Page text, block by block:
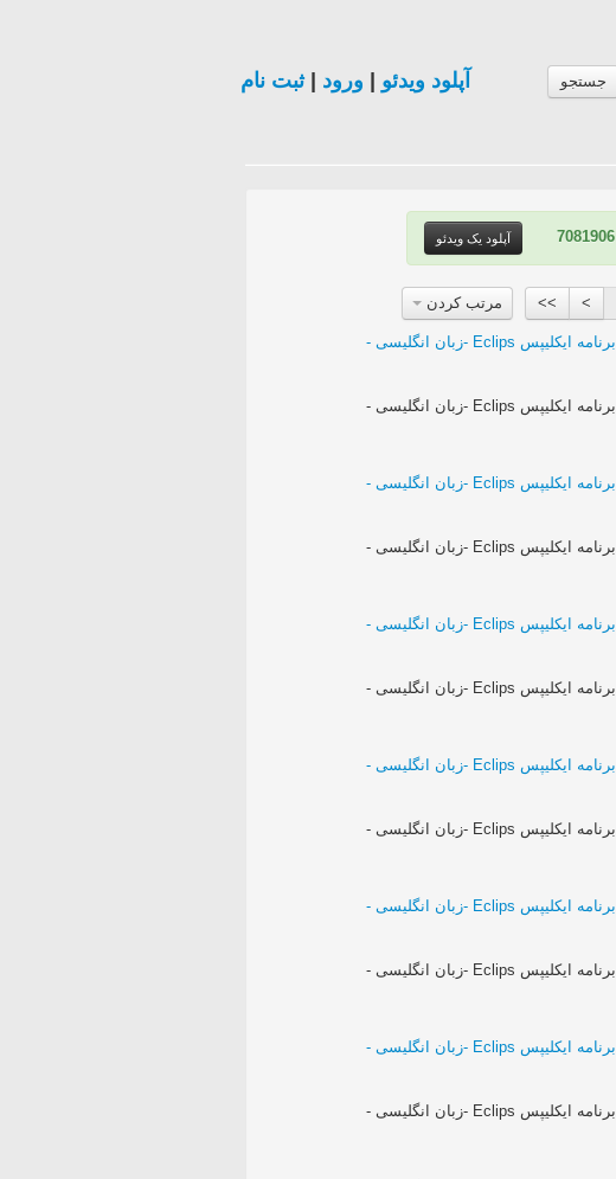
جستجو آپلود ویدئو ورود |ثبت نام
7081906 آپلود یک ویدئو
>> > مرتب کردن
فیلم آموزش برنامه نویسی جاوا - در برنامه ایکلیپس Eclips -زبان انگلیسی -
فیلم آموزش برنامه نویسی جاوا - در برنامه ایکلیپس Eclips -زبان انگلیسی -
فیلم آموزش برنامه نویسی جاوا - در برنامه ایکلیپس Eclips -زبان انگلیسی -
فیلم آموزش برنامه نویسی جاوا - در برنامه ایکلیپس Eclips -زبان انگلیسی -
فیلم آموزش برنامه نویسی جاوا - در برنامه ایکلیپس Eclips -زبان انگلیسی -
فیلم آموزش برنامه نویسی جاوا - در برنامه ایکلیپس Eclips -زبان انگلیسی -
فیلم آموزش برنامه نویسی جاوا - در برنامه ایکلیپس Eclips -زبان انگلیسی -
فیلم آموزش برنامه نویسی جاوا - در برنامه ایکلیپس Eclips -زبان انگلیسی -
فیلم آموزش برنامه نویسی جاوا - در برنامه ایکلیپس Eclips -زبان انگلیسی -
فیلم آموزش برنامه نویسی جاوا - در برنامه ایکلیپس Eclips -زبان انگلیسی -
فیلم آموزش برنامه نویسی جاوا - در برنامه ایکلیپس Eclips -زبان انگلیسی -
فیلم آموزش برنامه نویسی جاوا - در برنامه ایکلیپس Eclips -زبان انگلیسی -